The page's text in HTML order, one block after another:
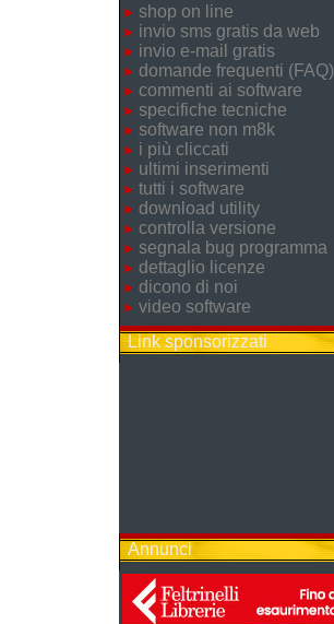
shop on line
invio sms gratis da web
invio e-mail gratis
domande frequenti (FAQ)
commenti ai software
specifiche tecniche
software non m8k
i più cliccati
ultimi inserimenti
tutti i software
download utility
controlla versione
segnala bug programma
dettaglio licenze
dicono di noi
video software
Link sponsorizzati
Annunci